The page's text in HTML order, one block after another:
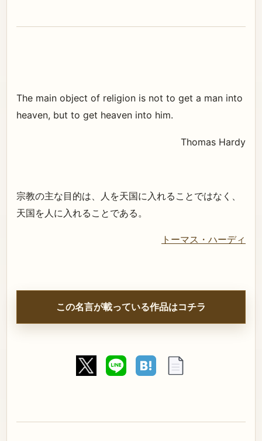
The main object of religion is not to get a man into
heaven, but to get heaven into him.
Thomas Hardy
宗教の主な目的は、人を天国に入れることではなく、
天国を人に入れることである。
トーマス・ハーディ
この名言が載っている作品はコチラ